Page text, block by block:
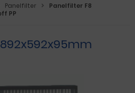
Panelfilter
Panelfilter F8
PP